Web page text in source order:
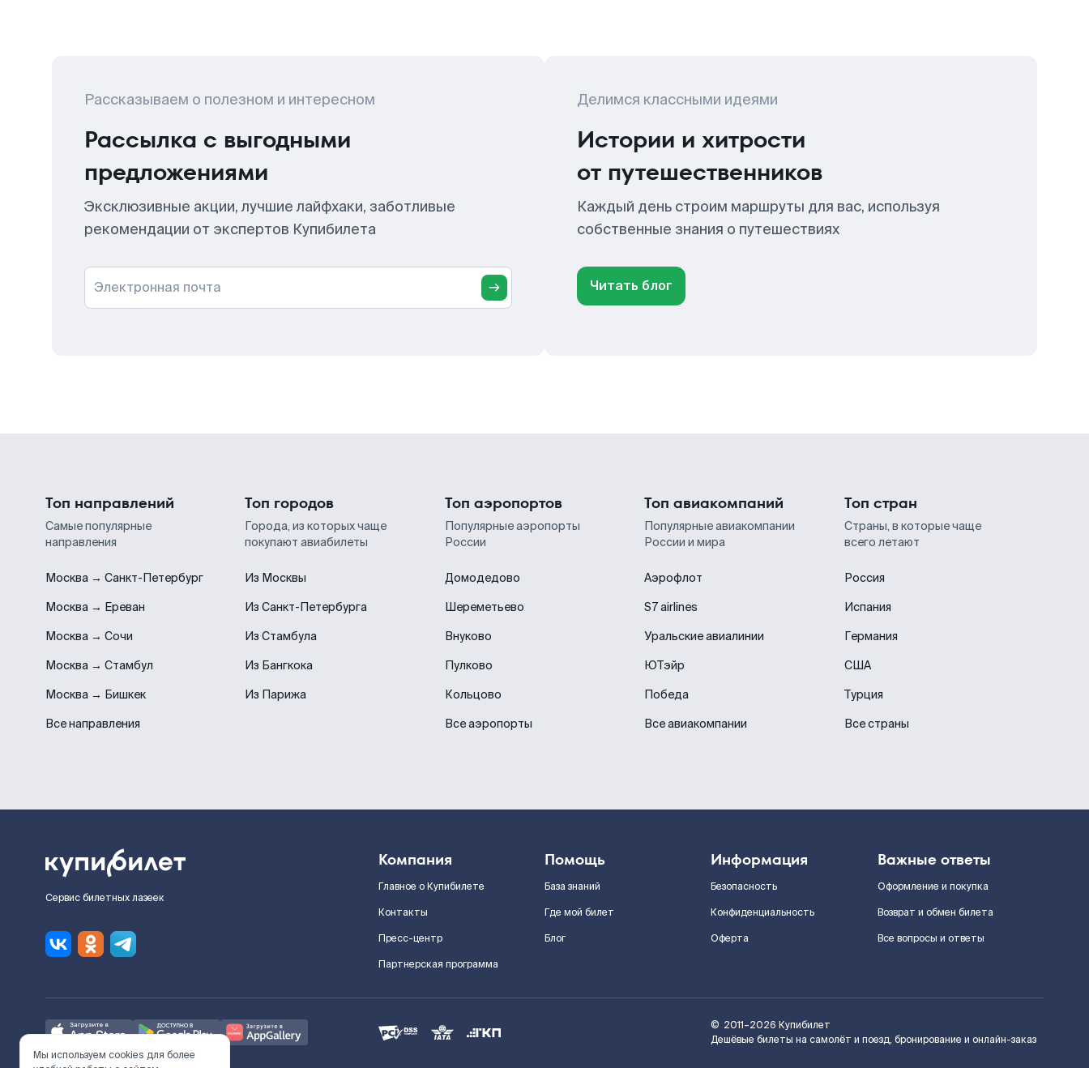
Рассказываем о полезном и интересном
Рассылка с выгодными
предложениями
Эксклюзивные акции, лучшие лайфхаки, заботливые
рекомендации от экспертов Купибилета
Электронная почта
Делимся классными идеями
Истории и хитрости
от путешественников
Каждый день строим маршруты для вас, используя
собственные знания о путешествиях
Читать блог
Топ направлений
Самые популярные
направления
Москва → Санкт-Петербург
Москва → Ереван
Москва → Сочи
Москва → Стамбул
Москва → Бишкек
Все направления
Топ городов
Города, из которых чаще
покупают авиабилеты
Из Москвы
Из Санкт-Петербурга
Из Стамбула
Из Бангкока
Из Парижа
Топ аэропортов
Популярные аэропорты
России
Домодедово
Шереметьево
Внуково
Пулково
Кольцово
Все аэропорты
Топ авиакомпаний
Популярные авиакомпании
России и мира
Аэрофлот
S7 airlines
Уральские авиалинии
ЮТэйр
Победа
Все авиакомпании
Топ стран
Страны, в которые чаще
всего летают
Россия
Испания
Германия
США
Турция
Все страны
Сервис билетных лазеек
Компания
Главное о Купибилете
Контакты
Пресс-центр
Партнерская программа
Помощь
База знаний
Где мой билет
Блог
Информация
Безопасность
Конфиденциальность
Оферта
Важные ответы
Оформление и покупка
Возврат и обмен билета
Все вопросы и ответы
© 2011–2026 Купибилет
Дешёвые билеты на самолёт и поезд, бронирование и онлайн-заказ
Мы используем cookies для более